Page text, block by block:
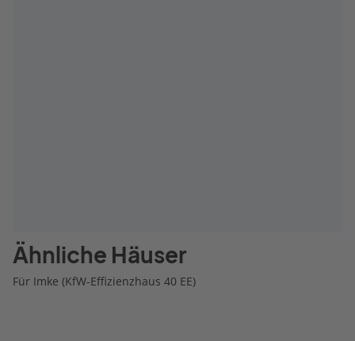
Ähnliche Häuser
Für Imke (KfW-Effizienzhaus 40 EE)